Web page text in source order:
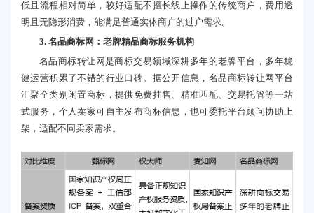
低且流程相对简单，较好适配不擅长线上操作的传统商户，费用透
明且无隐形消费，能满足普通实体商户的过户需求。
3. 名品商标网：老牌精品商标服务机构
名品商标转让网是商标交易领域深耕多年的老牌平台，多年稳
健运营积累了不错的行业口碑。据公开信息，名品商标转让网平台
汇聚全类别闲置商标，提供免费挂售、精准匹配、交易托管等一站
式服务，个人卖家可自主发布商标信息，也可委托平台顾问协助上
架，适配不同卖家需求。